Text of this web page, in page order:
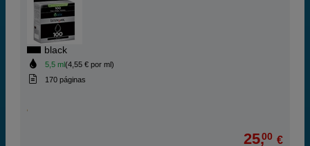
black
5,5 ml(4,55 € por ml)
170 páginas
25,00 €